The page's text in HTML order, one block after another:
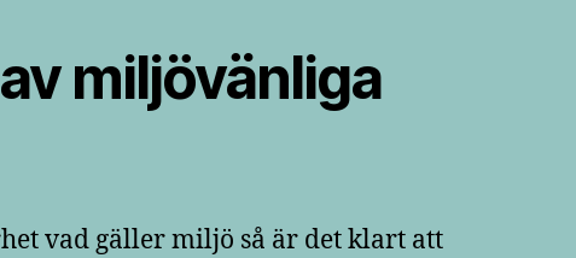
miljövänliga
vad gäller miljö så är det klart att